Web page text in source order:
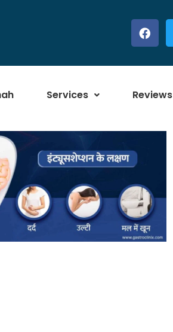
Services Reviews